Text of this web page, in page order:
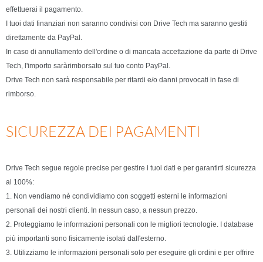
effettuerai il pagamento.
I tuoi dati finanziari non saranno condivisi con Drive Tech ma saranno gestiti
direttamente da PayPal.
In caso di annullamento dell'ordine o di mancata accettazione da parte di Drive
Tech, l'importo saràrimborsato sul tuo conto PayPal.
Drive Tech non sarà responsabile per ritardi e/o danni provocati in fase di
rimborso.
SICUREZZA DEI PAGAMENTI
Drive Tech segue regole precise per gestire i tuoi dati e per garantirti sicurezza
al 100%:
1. Non vendiamo nè condividiamo con soggetti esterni le informazioni
personali dei nostri clienti. In nessun caso, a nessun prezzo.
2. Proteggiamo le informazioni personali con le migliori tecnologie. I database
più importanti sono fisicamente isolati dall'esterno.
3. Utilizziamo le informazioni personali solo per eseguire gli ordini e per offrire